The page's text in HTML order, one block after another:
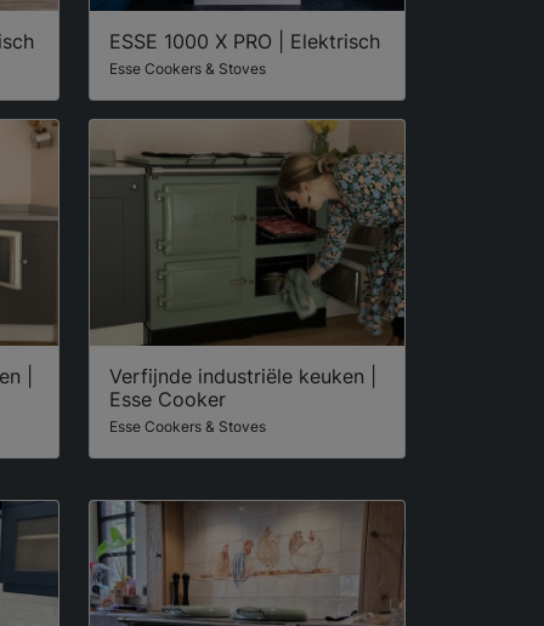
ESSE 1000 X PRO | Elektrisch
Esse Cookers & Stoves
|
Verfijnde industriële keuken |
Esse Cooker
Esse Cookers & Stoves